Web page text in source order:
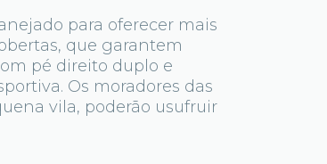
para oferecer mais
que garantem
pé direito duplo e
Os moradores das
vila, poderão usufruir